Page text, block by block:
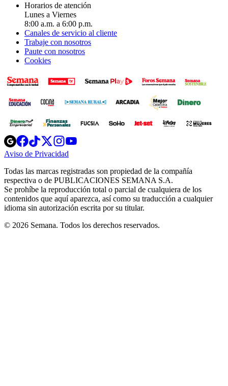
Horarios de atención
Lunes a Viernes
8:00 a.m. a 6:00 p.m.
Canales de servicio al cliente
Trabaje con nosotros
Paute con nosotros
Cookies
Opens
in
new
Opens
in
new
Opens
in
new
window
Opens
new
windowwindow
Aviso de Privacidad
new
window
Todas las marcas registradas son propiedad de la compañía
respectiva o de PUBLICACIONES SEMANA S.A.
Se prohíbe la reproducción total o parcial de cualquiera de los
contenidos que aquí aparezca, así como su traducción a cualquier
idioma sin autorización escrita por su titular.
© 2026 Semana. Todos los derechos reservados.